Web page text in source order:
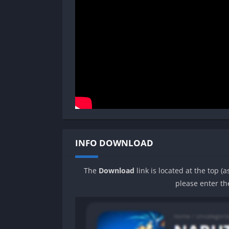
INFO DOWNLOAD
The Download link is located at the top
please enter